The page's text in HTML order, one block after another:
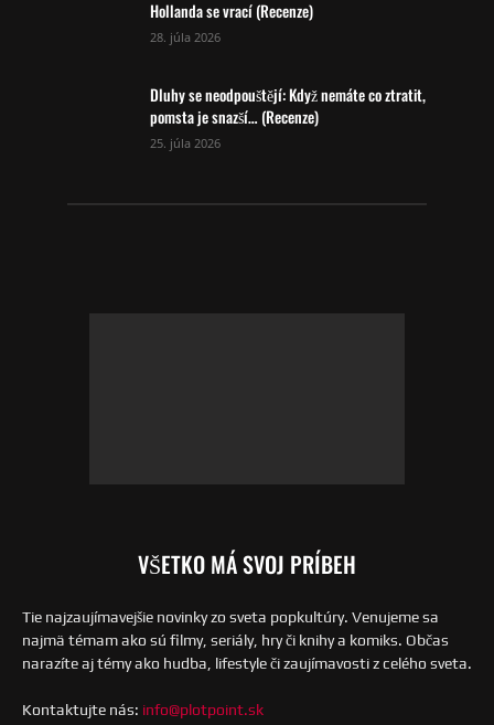
Hollanda se vrací (Recenze)
28. júla 2026
Dluhy se neodpouštějí: Když nemáte co ztratit,
pomsta je snazší… (Recenze)
25. júla 2026
VŠETKO MÁ SVOJ PRÍBEH
Tie najzaujímavejšie novinky zo sveta popkultúry. Venujeme sa
najmä témam ako sú filmy, seriály, hry či knihy a komiks. Občas
narazíte aj témy ako hudba, lifestyle či zaujímavosti z celého sveta.
Kontaktujte nás: info@plotpoint.sk